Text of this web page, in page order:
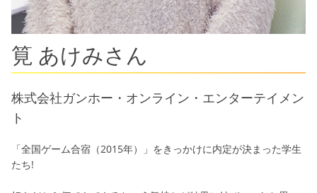
資格・就職
学園生活
校舎紹介
筧 あけみさん
株式会社ガンホー・オンライン・エンターテイメン
ト
「全国ゲーム合宿（2015年）」をきっかけに内定が決まった学生
たち!